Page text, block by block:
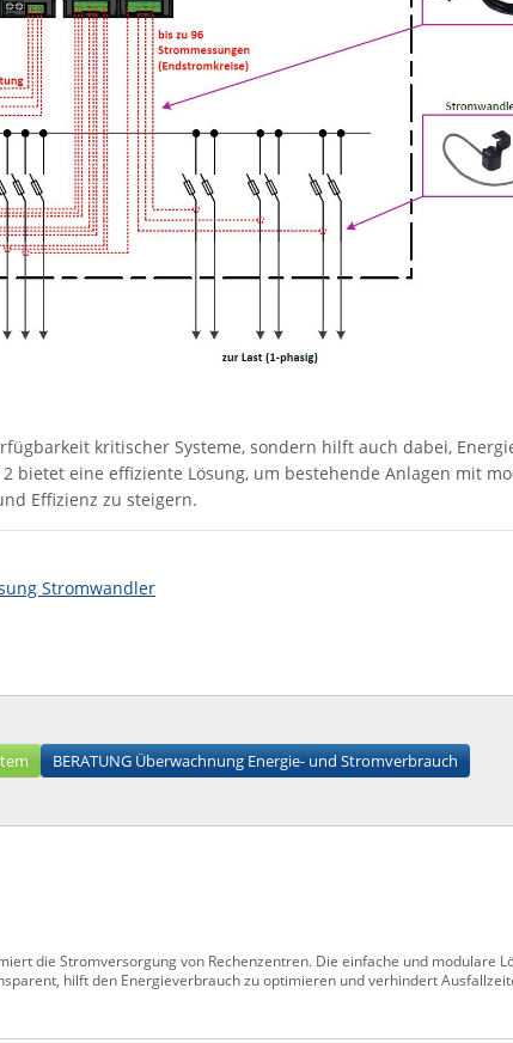
kritischer Systeme, sondern hilft auch dabei,
eine effiziente Lösung, um bestehende Anlagen mit
Effizienz zu steigern.
Stromwandler
BERATUNG Überwachnung Energie- und Stromverbrauch
die Stromversorgung von Rechenzentren. Die einfache und modulare
hilft den Energieverbrauch zu optimieren und verhindert